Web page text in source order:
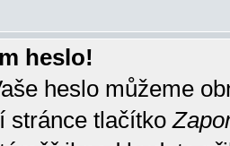
heslo!
heslo můžeme
stránce tlačítko